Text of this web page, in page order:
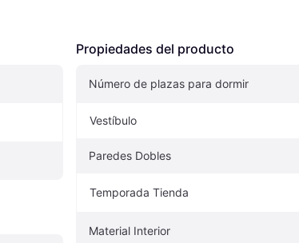
Propiedades del producto
Número de plazas para dormir
Vestíbulo
Paredes Dobles
Temporada Tienda
Material Interior